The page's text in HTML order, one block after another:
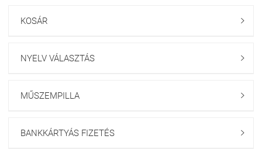
KOSÁR 
NYELV VÁLASZTÁS 
MŰSZEMPILLA 
BANKKÁRTYÁS FIZETÉS 